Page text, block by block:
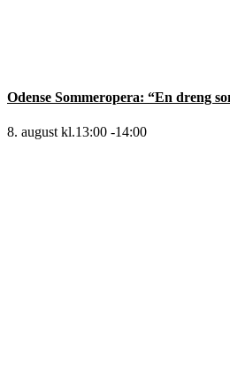
Odense Sommeropera: “En dreng
8. august kl.13:00 -14:00